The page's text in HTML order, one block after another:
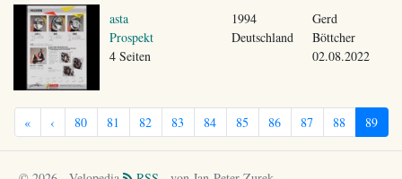
asta
Prospekt
4 Seiten
1994
Deutschland
Gerd
Böttcher
02.08.2022
« ‹ 80 81 82 83 84 85 86 87 88 89